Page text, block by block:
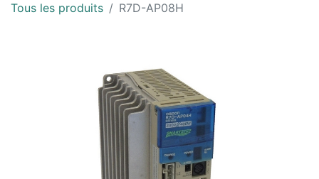
Tous les produits R7D-AP08H